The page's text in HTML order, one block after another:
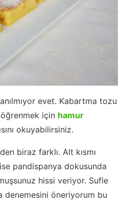
evet. Kabartma tozu
öğrenmek için hamur
okuyabilirsiniz.
biraz farklı. Alt kısmı
pandispanya dokusunda
hissi veriyor. Sufle
öneriyorum bu